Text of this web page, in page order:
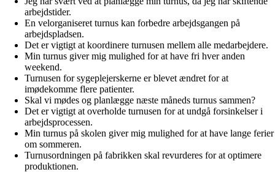
arbejdstider.
En velorganiseret turnus kan forbedre arbejdsgangen på
arbejdspladsen.
Det er vigtigt at koordinere turnusen mellem alle medarbejdere.
Min turnus giver mig mulighed for at have fri hver anden
weekend.
Turnusen for sygeplejerskerne er blevet ændret for at
imødekomme flere patienter.
Skal vi mødes og planlægge næste måneds turnus sammen?
Det er vigtigt at overholde turnusen for at undgå forsinkelser i
arbejdsprocessen.
Min turnus på skolen giver mig mulighed for at have lange ferier
om sommeren.
Turnusordningen på fabrikken skal revurderes for at optimere
produktionen.